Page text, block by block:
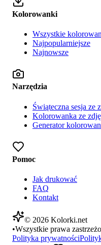
Kolorowanki
Wszystkie
Najpopularniejsze
Najnowsze
Narzędzia
Świąteczna sesja ze
Kolorowanka ze
Generator
Pomoc
Jak drukować
FAQ
Kontakt
© 2026 Kolorki.net
•Wszystkie prawa
Polityka prywatności